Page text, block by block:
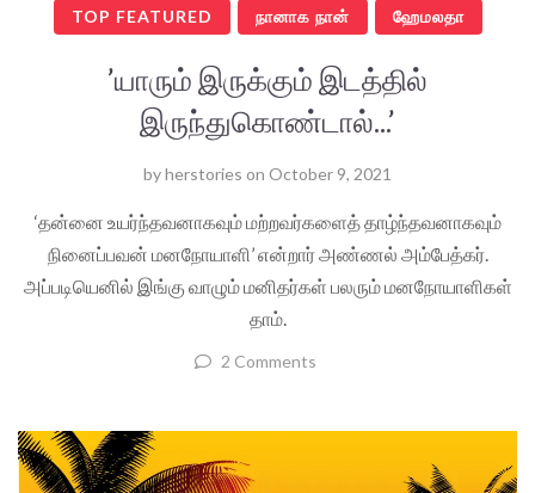
TOP FEATURED நானாக நான் ஹேமலதா
’யாரும் இருக்கும் இடத்தில்
இருந்துகொண்டால்...’
byherstories on October 9, 2021
‘தன்னை உயர்ந்தவனாகவும் மற்றவர்களைத் தாழ்ந்தவனாகவும்
நினைப்பவன் மனநோயாளி’ என்றார் அண்ணல் அம்பேத்கர்.
அப்படியெனில் இங்கு வாழும் மனிதர்கள் பலரும் மனநோயாளிகள்
தாம்.
2 Comments